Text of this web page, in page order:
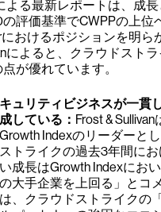
よる最新レポートは、成
評価基準でCWPPの上位
おけるポジションを明ら
によると、クラウドスト
が優れています。
ュリティビジネスが一貫
している： Frost &
Indexのリーダーとし
ストライクの過去3年間に
成長はGrowth Indexにお
大手企業を上回る」とコ
、クラウドストライクの